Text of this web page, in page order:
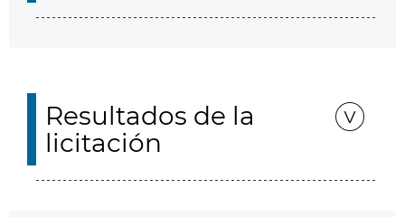
Resultados de la
licitación